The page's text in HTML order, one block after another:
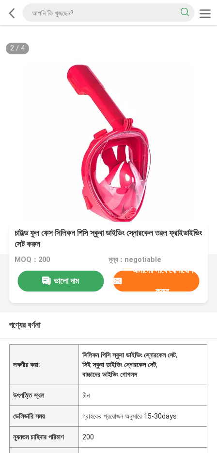
2/ 4
চাইল্ড ফুল ফেস সিলিকন পিসি স্কুবা ডাইভিং স্নোরকেল তরল ফ্রাইডাইভিং
সেট করুন
MOQ：200 মূল্য：negotiable
ভালো দাম
আমাদের সাথে যোগাযোগ
করুন
পণ্যের বর্ণনা
লক্ষণীয় করা:
সিলিকন পিসি স্কুবা ডাইভিং স্নোরকেল সেট,
সিই স্কুবা ডাইভিং স্নোরকেল সেট,
বাচ্চাদের ডাইভিং গোগলস
উৎপত্তি স্থল চীন
ডেলিভারি সময় গ্রাহকের প্রয়োজন অনুসারে 15-30days
ন্যূনতম চাহিদার পরিমাণ 200